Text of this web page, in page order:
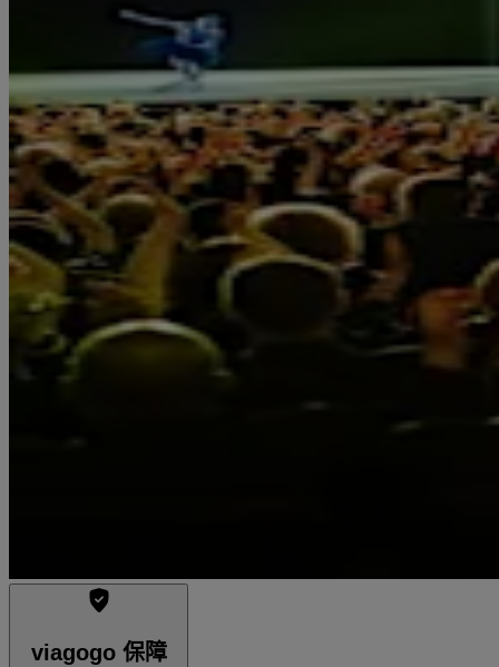
viagogo 保障